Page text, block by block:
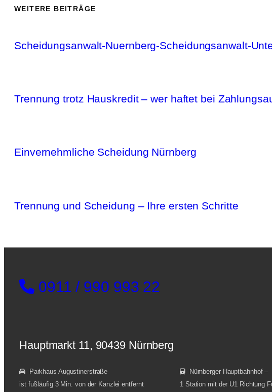
WEITERE BEITRÄGE
Scheidungsanwalt-Nuernberg-Scheidungsanwalt-
Trennung trotz Hauskredit – wer haftet bei
Einvernehmliche Scheidung Nürnberg
Trennung und Scheidung – Ihre ersten Schritte
0911 / 990 993 22
Hauptmarkt 11, 90439 Nürnberg
Parkhaus Augustinerstraße
ist fußläufig 3 Min. von der Kanzlei entfernt
Nürnberger Hauptbahnhof –
1 Station mit der U1 Richtung